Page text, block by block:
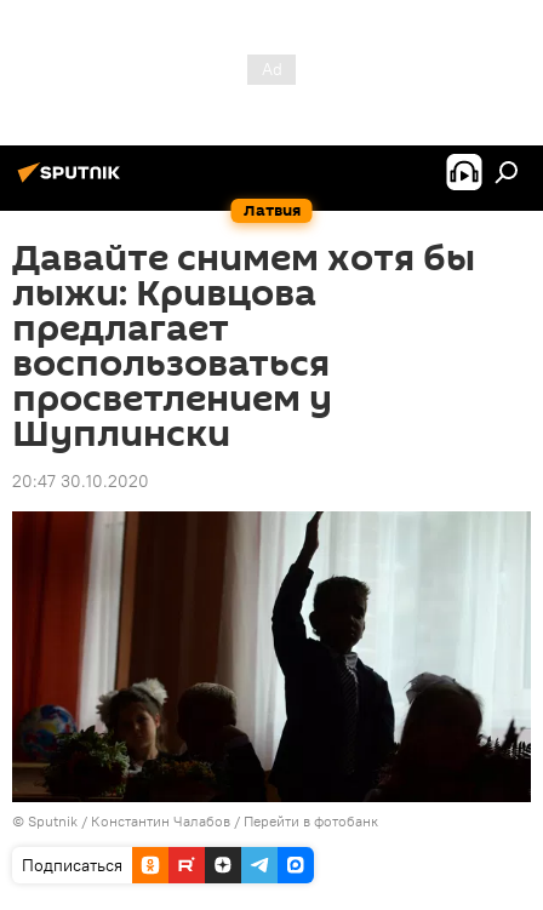
Латвия
Давайте снимем хотя бы
лыжи: Кривцова
предлагает
воспользоваться
просветлением у
Шуплински
20:47 30.10.2020
© Sputnik / Константин Чалабов / Перейти в фотобанк
Подписаться